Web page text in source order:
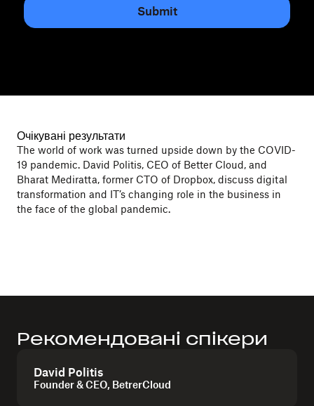
Submit
Очікувані результати
The world of work was turned upside down by the COVID-
19 pandemic. David Politis, CEO of Better Cloud, and
Bharat Mediratta, former CTO of Dropbox, discuss digital
transformation and IT’s changing role in the business in
the face of the global pandemic.
Рекомендовані спікери
David Politis
Founder & CEO, BetrerCloud